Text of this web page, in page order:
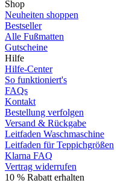
Shop
Neuheiten shoppen
Bestseller
Alle Fußmatten
Gutscheine
Hilfe
Hilfe-Center
So funktioniert's
FAQs
Kontakt
Bestellung verfolgen
Versand & Rückgabe
Leitfaden Waschmaschine
Leitfaden für Teppichgrößen
Klarna FAQ
Vertrag widerrufen
10 % Rabatt erhalten